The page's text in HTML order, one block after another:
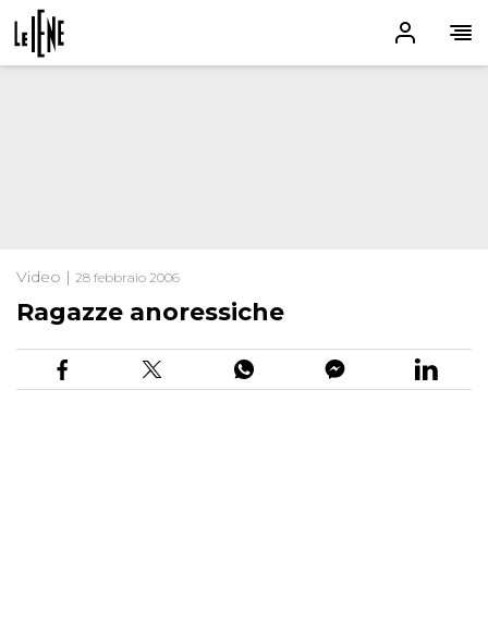
Video | 28 febbraio 2006
Ragazze anoressiche